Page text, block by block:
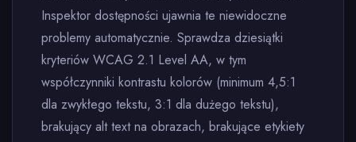
Inspektor dostępności ujawnia te niewidoczne
problemy automatycznie. Sprawdza dziesiątki
kryteriów WCAG 2.1 Level AA, w tym
współczynniki kontrastu kolorów (minimum 4,5:1
dla zwykłego tekstu, 3:1 dla dużego tekstu),
brakujący alt text na obrazach, brakujące etykiety